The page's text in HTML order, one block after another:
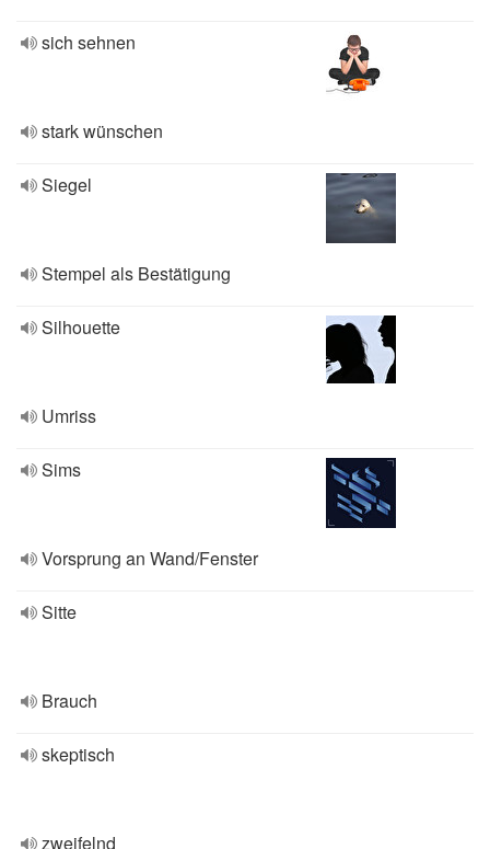
sich sehnen
stark wünschen
Siegel
Stempel als Bestätigung
Silhouette
Umriss
Sims
Vorsprung an Wand/Fenster
Sitte
Brauch
skeptisch
zweifelnd